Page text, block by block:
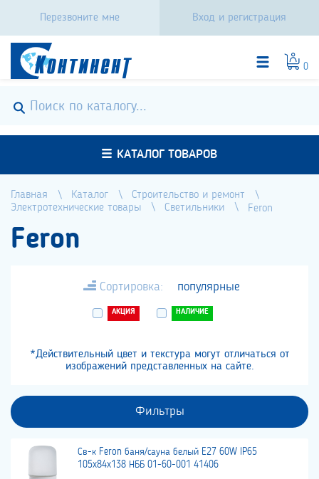
Перезвоните мне Вход и регистрация
0
КАТАЛОГ ТОВАРОВ
Главная Каталог
Строительство и ремонт
Электротехнические товары
Светильники Feron
Feron
Сортировка: популярные
АКЦИЯ НАЛИЧИЕ
*Действительный цвет и текстура могут отличаться от
изображений представленных на сайте.
Фильтры
Св-к Feron баня/сауна белый E27 60W IP65
105x84x138 НББ 01-60-001 41406